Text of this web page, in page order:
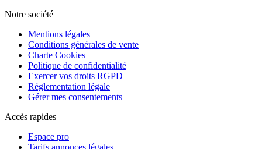
Notre société
Mentions légales
Conditions générales de vente
Charte Cookies
Politique de confidentialité
Exercer vos droits RGPD
Réglementation légale
Gérer mes consentements
Accès rapides
Espace pro
Tarifs annonces légales